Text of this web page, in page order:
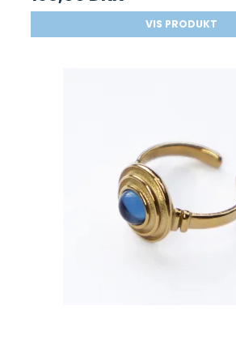
VIS PRODUKT